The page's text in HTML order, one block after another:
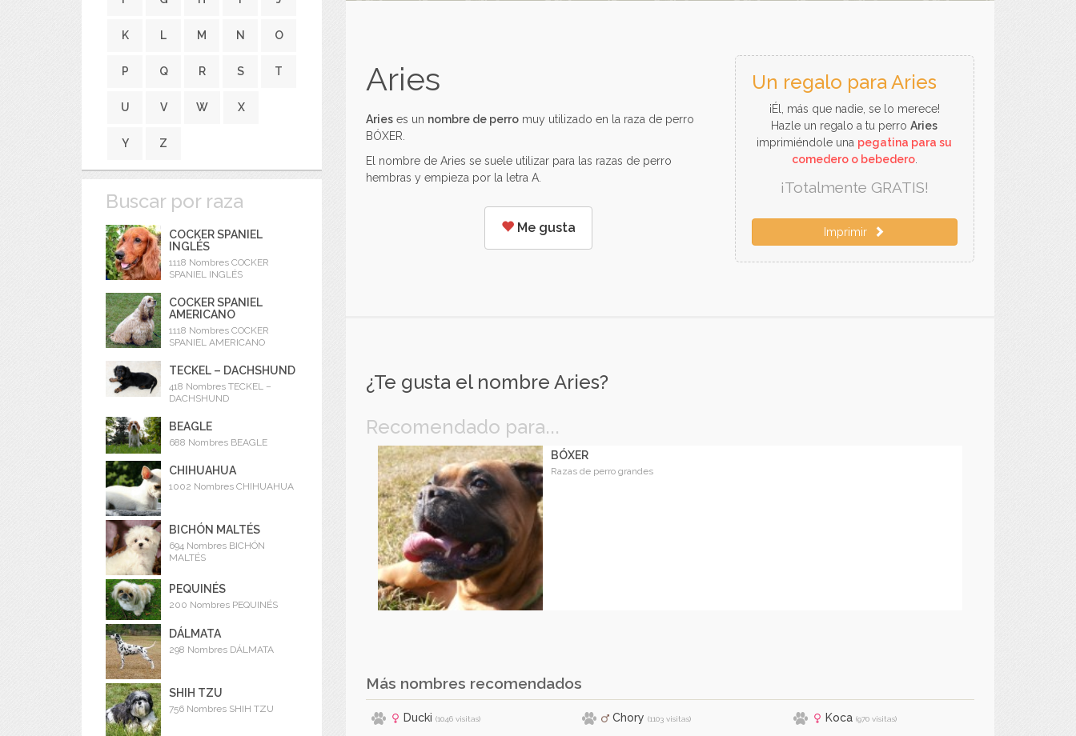
K L M N O
P Q R S T
U V W X
Y Z
Buscar por raza
COCKER SPANIEL
INGLÉS
1118 Nombres COCKER
SPANIEL INGLÉS
COCKER SPANIEL
AMERICANO
1118 Nombres COCKER
SPANIEL AMERICANO
TECKEL – DACHSHUND
418 Nombres TECKEL –
DACHSHUND
BEAGLE
688 Nombres BEAGLE
CHIHUAHUA
1002 Nombres CHIHUAHUA
BICHÓN MALTÉS
694 Nombres BICHÓN
MALTÉS
PEQUINÉS
200 Nombres PEQUINÉS
DÁLMATA
298 Nombres DÁLMATA
SHIH TZU
756 Nombres SHIH TZU
Aries
Aries es un nombre de perro muy utilizado en la raza de perro
BÓXER.
El nombre de Aries se suele utilizar para las razas de perro
hembras y empieza por la letra A.
Me gusta
Un regalo para Aries
¡Él, más que nadie, se lo merece!
Hazle un regalo a tu perroAries
imprimiéndole una pegatina para su
comedero o bebedero.
¡Totalmente GRATIS!
Imprimir
¿Te gusta el nombre Aries?
Recomendado para...
BÓXER
Razas de perro grandes
Más nombres recomendados
Ducki (1046 visitas) Chory (1103 visitas) Koca (970 visitas)